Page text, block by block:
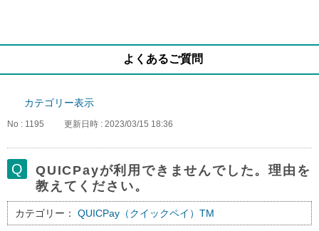
よくあるご質問
カテゴリー表示
No : 1195 更新日時 : 2023/03/15 18:36
QUICPayが利用できませんでした。理由を
教えてください。
カテゴリー： QUICPay（クイックペイ）TM